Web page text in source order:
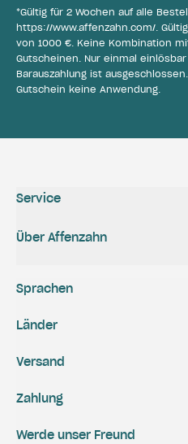
*Gültig für 2 Wochen auf alle
https://www.affenzahn.com/.
von 1000 €. Keine Kombination
Gutscheinen. Nur einmal
Barauszahlung ist
Gutschein keine Anwendung.
Service
Über Affenzahn
Versand
Zahlung
Werde unser Freund
Sprachen
Länder